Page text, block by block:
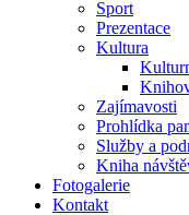
Sport
Prezentace
Kultura
Zajímavosti
Prohlídka
Služby a
Kniha
Fotogalerie
Kontakt